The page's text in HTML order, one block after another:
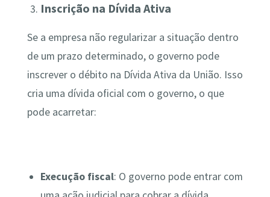
Inscrição na Dívida Ativa
Se a empresa não regularizar a situação dentro
de um prazo determinado, o governo pode
inscrever o débito na Dívida Ativa da União. Isso
cria uma dívida oficial com o governo, o que
pode acarretar:
Execução fiscal: O governo pode entrar com